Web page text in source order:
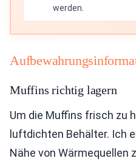
werden.
Muffins richtig lagern
Um die Muffins frisch zu
luftdichten Behälter. Ich
Nähe von Wärmequellen